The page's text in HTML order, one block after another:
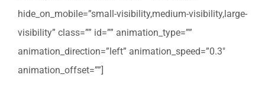
hide_on_mobile=”small-visibility,medium-visibility,large-
visibility” class=”” id=”” animation_type=””
animation_direction=”left” animation_speed=”0.3″
animation_offset=””]